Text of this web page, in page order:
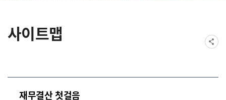
사이트맵
재무결산 첫걸음